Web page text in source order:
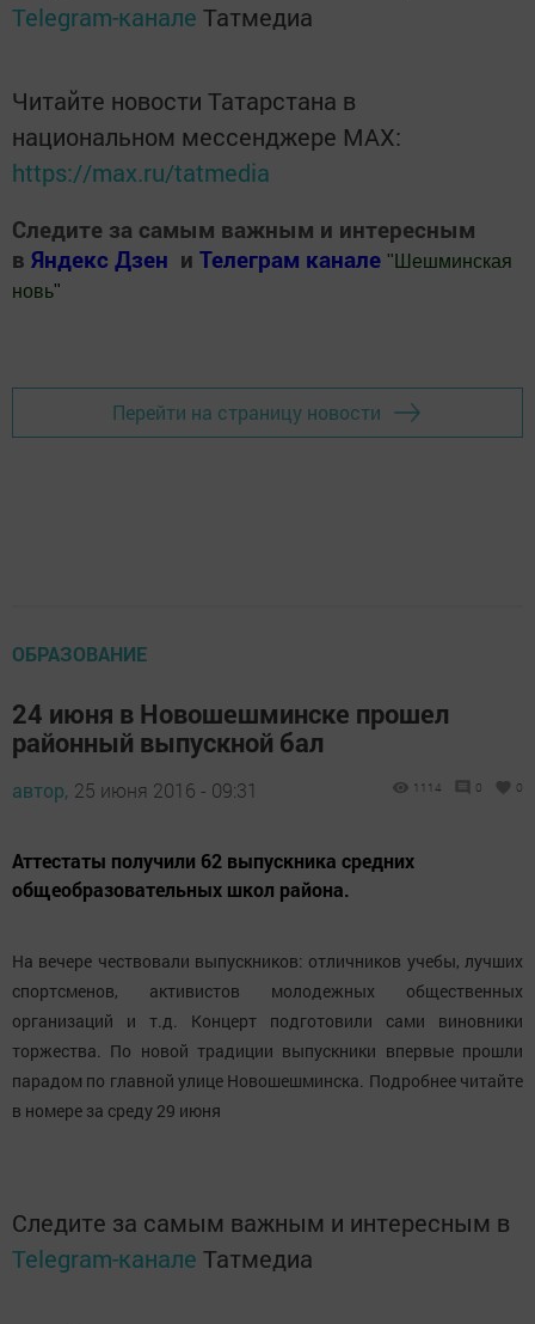
Telegram-канале Татмедиа
Читайте новости Татарстана в
национальном мессенджере MАХ:
https://max.ru/tatmedia
Следите за самым важным и интересным
в Яндекс Дзен и Телеграм канале " Шешминская
новь"
Перейти на страницу новости
ОБРАЗОВАНИЕ
24 июня в Новошешминске прошел
районный выпускной бал
автор, 25 июня 2016 - 09:31 1114 0 0
Аттестаты получили 62 выпускника средних
общеобразовательных школ района.
На вечере чествовали выпускников: отличников учебы, лучших
спортсменов, активистов молодежных общественных
организаций и т.д. Концерт подготовили сами виновники
торжества. По новой традиции выпускники впервые прошли
парадом по главной улице Новошешминска. Подробнее читайте
в номере за среду 29 июня
Следите за самым важным и интересным в
Telegram-канале Татмедиа